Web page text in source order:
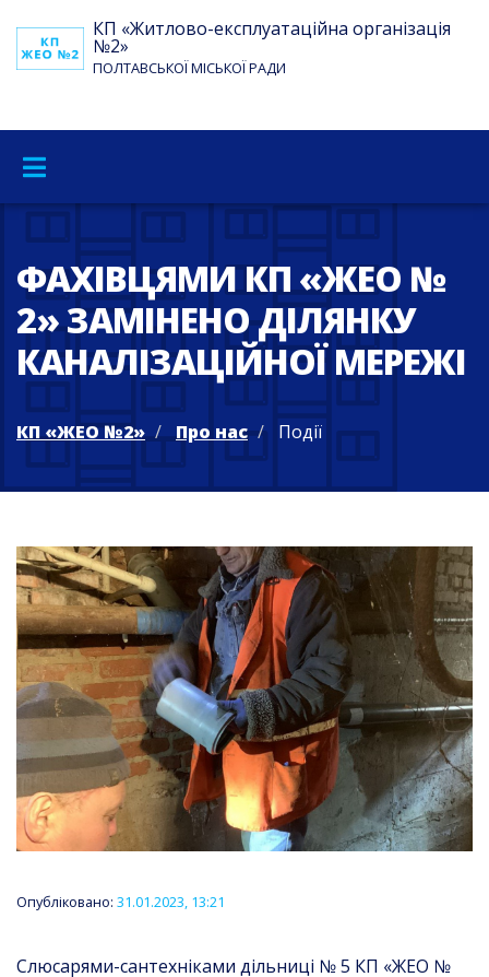
КП «Житлово-експлуатаційна організація
№2»
ПОЛТАВСЬКОЇ МІСЬКОЇ РАДИ
ФАХІВЦЯМИ КП «ЖЕО №
2» ЗАМІНЕНО ДІЛЯНКУ
КАНАЛІЗАЦІЙНОЇ МЕРЕЖІ
КП «ЖЕО №2» Про нас Події
Опубліковано: 31.01.2023, 13:21
Слюсарями-сантехніками дільниці № 5 КП «ЖЕО №